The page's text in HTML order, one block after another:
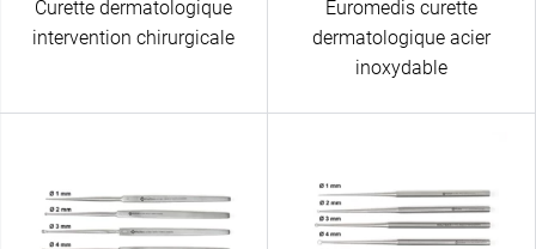
Curette dermatologique
intervention chirurgicale
Euromedis curette
dermatologique acier
inoxydable